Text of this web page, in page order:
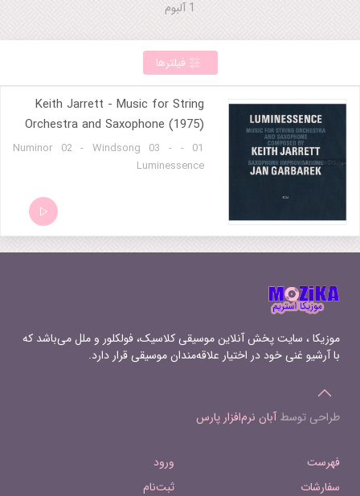
فیلترها
Keith Jarrett - Music for String
Orchestra and Saxophone (1975)
01 - Numinor 02 - Windsong 03 -
Luminessence
موزیکا ، سایت پخش آنلاین موسیقی کلاسیک، فولکلور و ملل می‌باشد که
با آرشیو غنی خود در اختیار علاقه‌مندان موسیقی قرار دارد.
طراحی توسطآبان نرم‌افزار پارس
فهرست
سفارشات
ورود
ثبت‌نام